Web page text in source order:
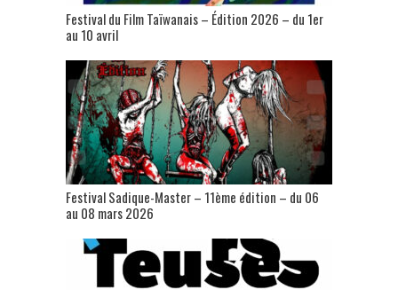
Festival du Film Taïwanais – Édition 2026 – du 1er
au 10 avril
Festival Sadique-Master – 11ème édition – du 06
au 08 mars 2026